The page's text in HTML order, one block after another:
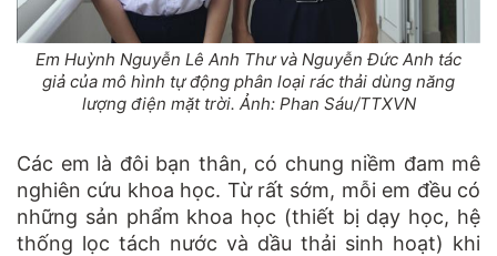
Em Huỳnh Nguyễn Lê Anh Thư và Nguyễn Đức Anh tác
giả của mô hình tự động phân loại rác thải dùng năng
lượng điện mặt trời. Ảnh: Phan Sáu/TTXVN
Các em là đôi bạn thân, có chung niềm đam mê
nghiên cứu khoa học. Từ rất sớm, mỗi em đều có
những sản phẩm khoa học (thiết bị dạy học, hệ
thống lọc tách nước và dầu thải sinh hoạt) khi